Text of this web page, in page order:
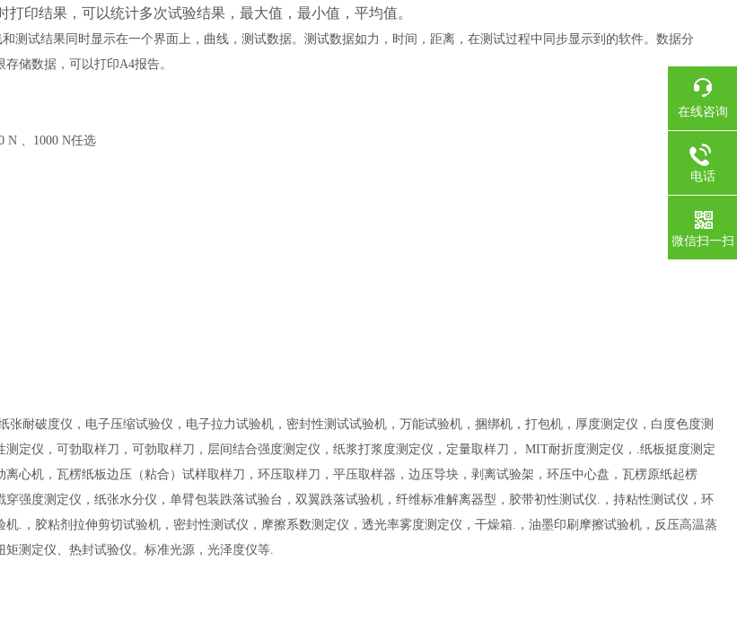
打印结果，可以统计多次试验结果，最大值，最小值，平均值。
测试结果同时显示在一个界面上，曲线，测试数据。测试数据如力，时间，距离，在测试过程中同步显示到的软件。数据分
存储数据，可以打印A4报告。
N 、1000 N任选
张耐破度仪，电子压缩试验仪，电子拉力试验机，密封性测试试验机，万能试验机，捆绑机，打包机，厚度测定仪，白度色度测
定仪，可勃取样刀，可勃取样刀，层间结合强度测定仪，纸浆打浆度测定仪，定量取样刀，
MIT耐折度测定仪， .纸板挺度测定
心机，瓦楞纸板边压（粘合）试样取样刀，环压取样刀，平压取样器，边压导块，剥离试验架，环压中心盘，瓦楞原纸起楞
强度测定仪，纸张水分仪，单臂包装跌落试验台，双翼跌落试验机，纤维标准解离器型，胶带初性测试仪. ，持粘性测试仪，环
机. ，胶粘剂拉伸剪切试验机，密封性测试仪，摩擦系数测定仪，透光率雾度测定仪，干燥箱. ，油墨印刷摩擦试验机，反压高温蒸
矩测定仪、热封试验仪。标准光源，光泽度仪等.
在线咨询
电话
微信扫一扫